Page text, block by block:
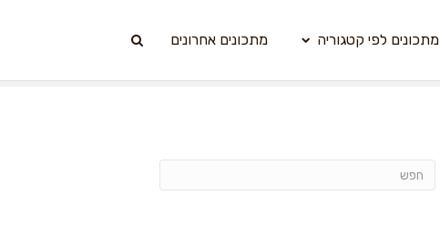
מתכונים לפי קטגוריה מתכונים אחרונים